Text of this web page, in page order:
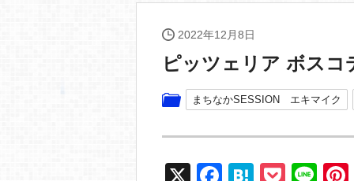
2022年12月8日
ピッツェリア ボスコ
まちなかSESSION エキマイク